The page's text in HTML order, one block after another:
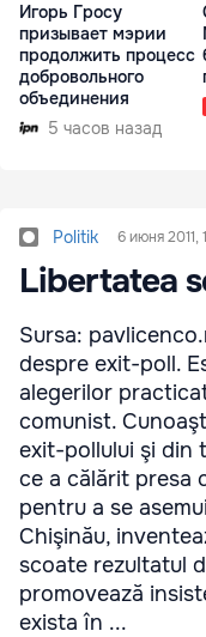
Игорь Гросу
призывает мэрии
продолжить процесс
добровольного
объединения
5 часов назад
Politik 6 июня 2011,
Libertatea
Sursa:
despre exit-poll.
alegerilor
comunist.
exit-pollului şi din
ce a călărit presa
pentru a se
Chişinău,
scoate rezultatul
promovează
exista în ...